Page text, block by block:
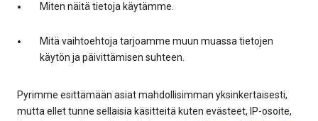
Miten näitä tietoja käytämme.
Mitä vaihtoehtoja tarjoamme muun muassa tietojen
käytön ja päivittämisen suhteen.
Pyrimme esittämään asiat mahdollisimman yksinkertaisesti,
mutta ellet tunne sellaisia käsitteitä kuten evästeet, IP-osoite,